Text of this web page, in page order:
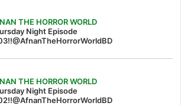
THE HORROR WORLD
Night Episode
THE HORROR WORLD
Night Episode